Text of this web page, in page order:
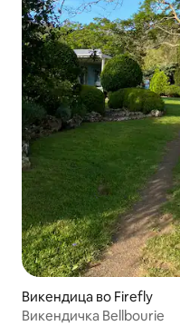
Викендица во Firefly
Викендичка Bellbourie